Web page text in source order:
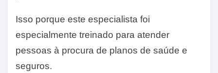
Isso porque este especialista foi
especialmente treinado para atender
pessoas à procura de planos de saúde e
seguros.